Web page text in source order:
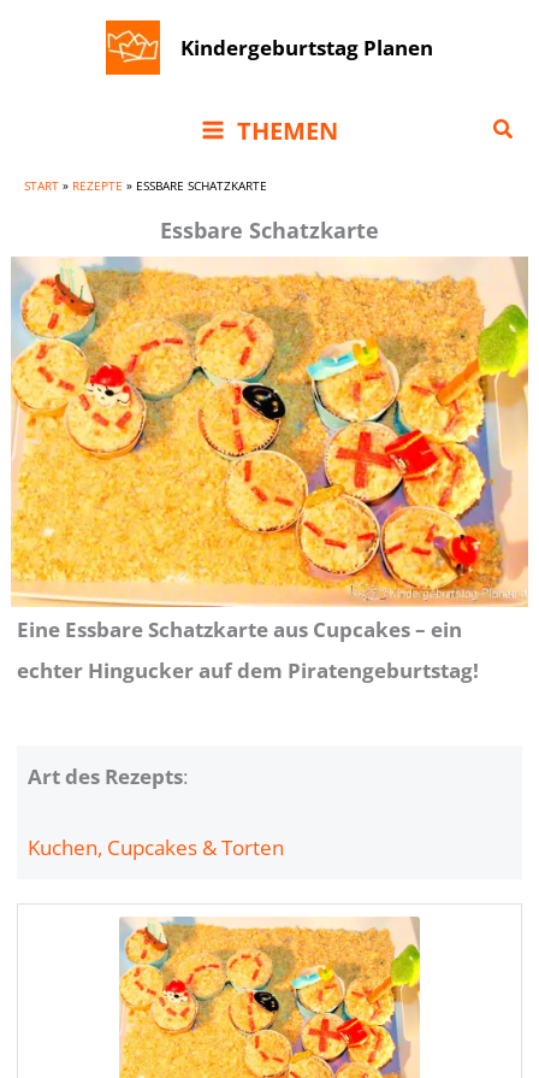
Kindergeburtstag Planen
THEMEN
START » REZEPTE » ESSBARE SCHATZKARTE
Essbare Schatzkarte
Eine Essbare Schatzkarte aus Cupcakes – ein
echter Hingucker auf dem Piratengeburtstag!
Art des Rezepts:
Kuchen, Cupcakes & Torten